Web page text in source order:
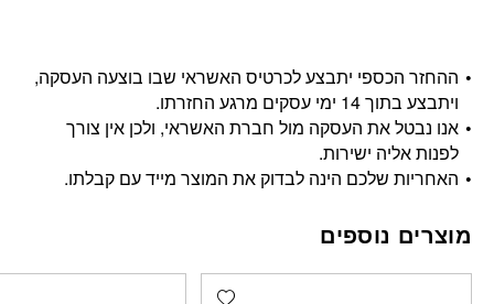
ההחזר הכספי יתבצע לכרטיס האשראי שבו בוצעה העסקה,
ויתבצע בתוך 14 ימי עסקים מרגע החזרתו.
אנו נבטל את העסקה מול חברת האשראי, ולכן אין צורך
לפנות אליה ישירות.
האחריות שלכם הינה לבדוק את המוצר מייד עם קבלתו.
מוצרים נוספים
Add wishlist